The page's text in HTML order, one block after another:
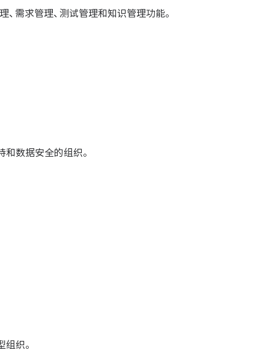
需求管理、测试管理和知识管理功能。
数据安全的组织。
织。